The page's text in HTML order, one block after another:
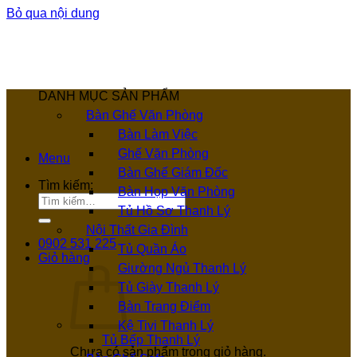
Bỏ qua nội dung
Menu
Tìm kiếm:
0902 531 225
Giỏ hàng
Chưa có sản phẩm trong giỏ hàng.
DANH MỤC SẢN PHẨM
Bàn Ghế Văn Phòng
Bàn Làm Việc
Ghế Văn Phòng
Bàn Ghế Giám Đốc
Bàn Họp Văn Phòng
Tủ Hồ Sơ Thanh Lý
Nội Thất Gia Đình
Tủ Quần Áo
Giường Ngủ Thanh Lý
Tủ Giày Thanh Lý
Bàn Trang Điểm
Kệ Tivi Thanh Lý
Tủ Bếp Thanh Lý